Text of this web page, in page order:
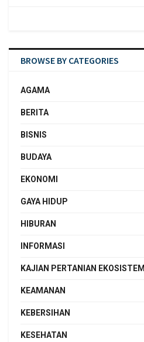
BROWSE BY CATEGORIES
AGAMA
BERITA
BISNIS
BUDAYA
EKONOMI
GAYA HIDUP
HIBURAN
INFORMASI
KAJIAN PERTANIAN EKOSISTEM
KEAMANAN
KEBERSIHAN
KESEHATAN